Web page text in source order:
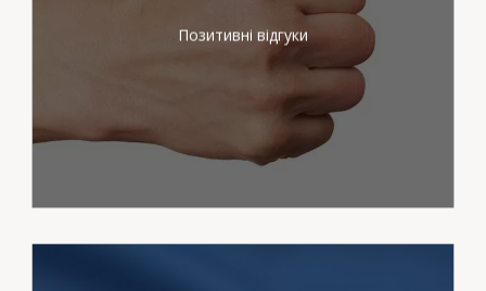
Позитивні відгуки
потреб наших клієнтів